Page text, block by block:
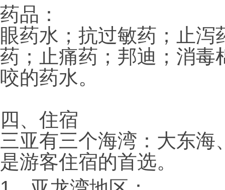
药品：
眼药水；抗过敏药；止
药；止痛药；邦迪；消毒
咬的药水。
四、住宿
三亚有三个海湾：大东
是游客住宿的首选。